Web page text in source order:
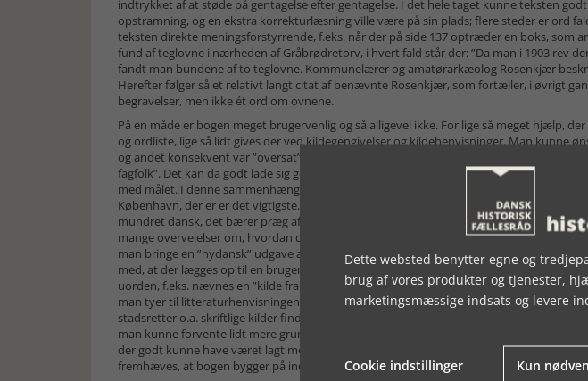
indtrykket af at støde på gentagelse efter gentagelse. I det hele taget kunne teksten
opstramning, og en ekstra korrekturlæsning ville være på sin plads; flere steder er ord
teksten direkte meningsforstyrrende, f.eks. når der på side 137 optræder en boks, som
fund af teglovne i nærheden af Gråbrødretorv, i hvert fald står der: ”Da man i 1903 rev
fandt man bundene af to teglovne. Kommunelærer og amatørarkæolog Rosenkjær
Herefter følger så et relativt langt citat af benævnte Rosenkjær, som fortæller, i øvrigt
begravelser, men ikke ét ord om ovnene.
På en måde er bogen meget brugervenlig og så alligevel ikke. For lige så meget hjælp,
og ordliste, lige så lidt gives der ved kildegengivelser og kildehenvisninger. Man kunne
og andet konsekvent var ”oversat” til læsevenligt dansk., når nu det angives at bogen
fagfolk”. Det kan da godt lade sig gøre at læse de gengivne tekster, men ikke i alle tilfælde
med målet. I denne sammenhæng er det vel indholdet, som fortæller om forskellige tiltag
København, der er er det vigtigste. Det er i hvert fald inkonsekvent, når andre, også
mundret dansk, det bærer præg af, at forfatteren har brugt den forhåndenværende
mange overvejelser om, hvordan den skulle gengives. Hvis det alene er for at give et
man bringe en ”nydansk” udgave af teksten ved siden af originalen. Dette være sagt
med, at der lægges op til en brugervenlig bog for alle. Endvidere halter
uorden, f.eks. nævnes en ”kilde fra 1296 om borgerne, der beskød borgen med blider”.
man tyer til litteraturhenvisningen, bliver man ikke meget klogere, men kan dog få
stadsretter o.a. skriftlige kilder findes på www.eremit.dk”. Jo, tak men, når forfatteren har
man kunne forvente lidt mere grundighed. Og så vil jeg vove at påstå, at der er forskel
der godt kunne have været lagt mere arbejde i henvisninger til henholdsvis det ene og
fremhæves, at bogen bygger på indgående brug af de originale kilder.
Dette websted benytter egne og
brug af vores produkter og tjenester,
marketingsmæssige indsats og levere
Cookie indstillinger Kun